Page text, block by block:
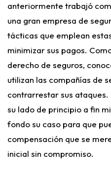
anteriormente trabajó
una gran empresa de
tácticas que emplean
minimizar sus pagos.
derecho de seguros,
utilizan las compañías de
contrarrestar sus
su lado de principio a fin
fondo su caso para que
compensación que se
inicial sin compromiso.